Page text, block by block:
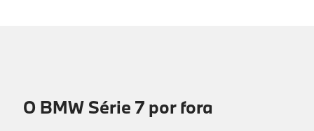
O BMW Série 7 por fora